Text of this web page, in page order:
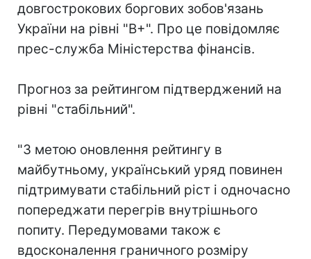
довгострокових боргових зобов'язань
України на рівні "В+". Про це повідомляє
прес-служба Міністерства фінансів.
Прогноз за рейтингом підтверджений на
рівні "стабільний".
"З метою оновлення рейтингу в
майбутньому, український уряд повинен
підтримувати стабільний ріст і одночасно
попереджати перегрів внутрішнього
попиту. Передумовами також є
вдосконалення граничного розміру